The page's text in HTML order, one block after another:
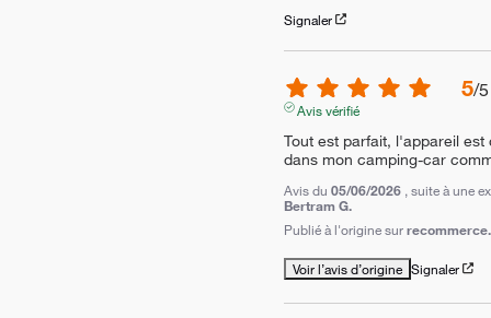
Signaler
5/5
Avis vérifié
Tout est parfait, l'appareil
dans mon camping-car
Avis du 05/06/2026 , suite à une
Bertram G.
Publié à l'origine sur
Voir l’avis d’origine Signaler